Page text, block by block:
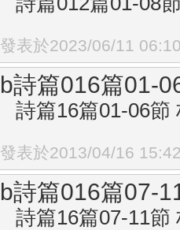
發表於2023/06/11
b詩篇016篇01-
詩篇16篇01-06
發表於2013/04/16
b詩篇016篇07-
詩篇16篇07-11